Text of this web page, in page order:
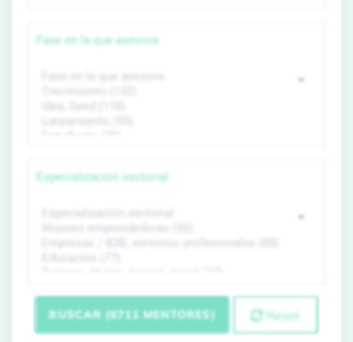
Fase en la que asesora
Especialización sectorial
BUSCAR (6711 MENTORES) Reset